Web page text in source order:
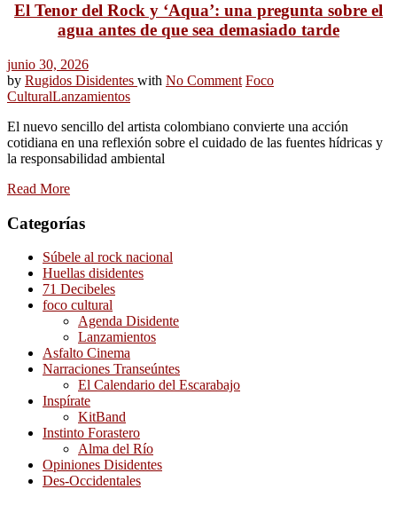
El Tenor del Rock y ‘Aqua’: una pregunta sobre el
agua antes de que sea demasiado tarde
junio 30, 2026
by Rugidos Disidentes with No Comment Foco
CulturalLanzamientos
El nuevo sencillo del artista colombiano convierte una acción
cotidiana en una reflexión sobre el cuidado de las fuentes hídricas y
la responsabilidad ambiental
Read More
Categorías
Súbele al rock nacional
Huellas disidentes
71 Decibeles
foco cultural
Agenda Disidente
Lanzamientos
Asfalto Cinema
Narraciones Transeúntes
El Calendario del Escarabajo
Inspírate
KitBand
Instinto Forastero
Alma del Río
Opiniones Disidentes
Des-Occidentales